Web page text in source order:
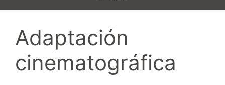
Adaptación
cinematográfica